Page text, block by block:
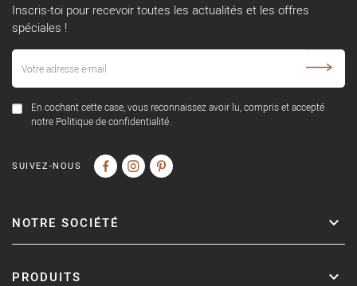
Inscris-toi pour recevoir toutes les actualités et les offres
spéciales !
En cochant cette case, vous reconnaissez avoir lu, compris et accepté
notre Politique de confidentialité.
SUIVEZ-NOUS
NOTRE SOCIÉTÉ
PRODUITS